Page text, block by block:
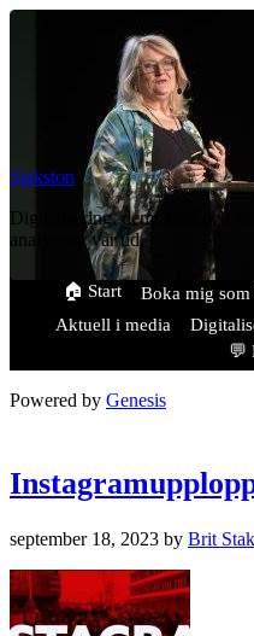
Stakston
Digitalisering, demokrati och
analyserar vår tid.
🏠 Start Boka mig som
Aktuell i media
💬
Powered by Genesis
september 18, 2023 by Brit